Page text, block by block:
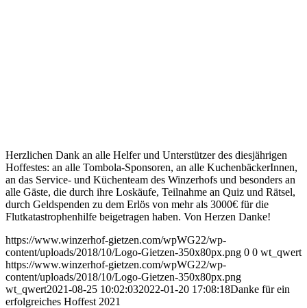
Herzlichen Dank an alle Helfer und Unterstützer des diesjährigen
Hoffestes: an alle Tombola-Sponsoren, an alle KuchenbäckerInnen,
an das Service- und Küchenteam des Winzerhofs und besonders an
alle Gäste, die durch ihre Loskäufe, Teilnahme an Quiz und Rätsel,
durch Geldspenden zu dem Erlös von mehr als 3000€ für die
Flutkatastrophenhilfe beigetragen haben. Von Herzen Danke!
https://www.winzerhof-gietzen.com/wpWG22/wp-
content/uploads/2018/10/Logo-Gietzen-350x80px.png 0 0 wt_qwert
https://www.winzerhof-gietzen.com/wpWG22/wp-
content/uploads/2018/10/Logo-Gietzen-350x80px.png
wt_qwert2021-08-25 10:02:032022-01-20 17:08:18Danke für ein
erfolgreiches Hoffest 2021